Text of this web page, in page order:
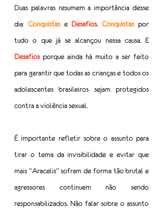
Duas palavras resumem a importância desse
dia: Conquistas e Desafios. Conquistas por
Desafios porque ainda há muito a ser feito
para garantir que todas as crianças e todos os
adolescentes brasileiros sejam protegidos
contra a violência sexual.
É importante refletir sobre o assunto para
tirar o tema da invisibilidade e evitar que
mais “Aracelis” sofram de forma tão brutal e
agressores continuem não sendo
responsabilizados. Não falar sobre o assunto